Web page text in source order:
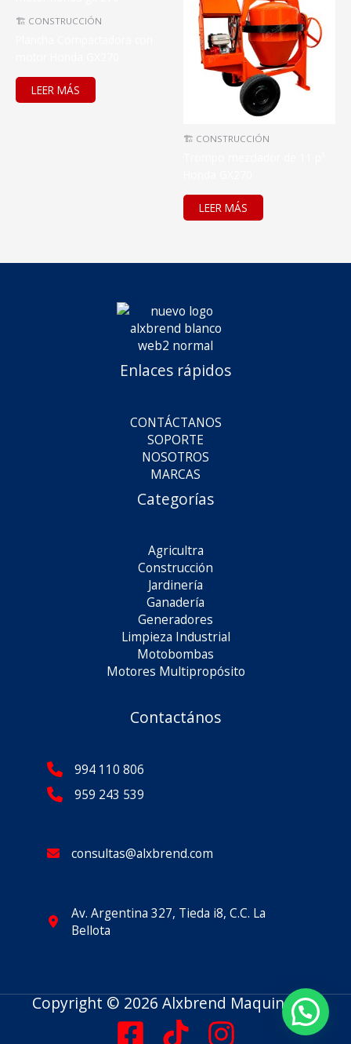
🏗️ CONSTRUCCIÓN
LEER MÁS
🏗️ CONSTRUCCIÓN
LEER MÁS
Enlaces rápidos
CONTÁCTANOS
SOPORTE
NOSOTROS
MARCAS
Categorías
Agricultra
Construcción
Jardinería
Ganadería
Generadores
Limpieza Industrial
Motobombas
Motores Multipropósito
Contactános
994 110 806
959 243 539
consultas@alxbrend.com
Av. Argentina 327, Tieda i8, C.C. La
Bellota
Copyright © 2026 Alxbrend Maquinarias